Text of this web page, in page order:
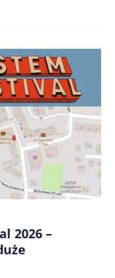
podczas
2026 –